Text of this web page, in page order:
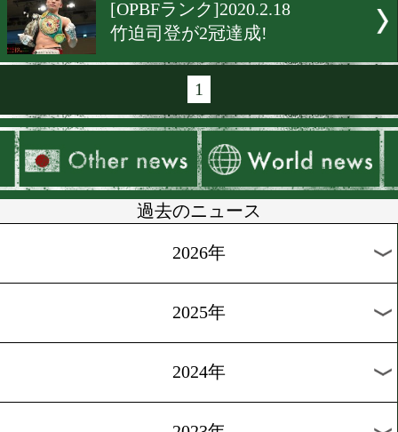
[WBOアジア]2020.3.4
WBOアジアの最新ランキ
[勝ち予想]2020.3.4
ボクモバ勝ち予想2月の1位
「クラウン」さん!
[日本ランク]2020.2.28
三迫ジムに日本チャンピオ
[WBOランク]2020.2.20
位にランクイン
[OPBFランク]2020.2.18